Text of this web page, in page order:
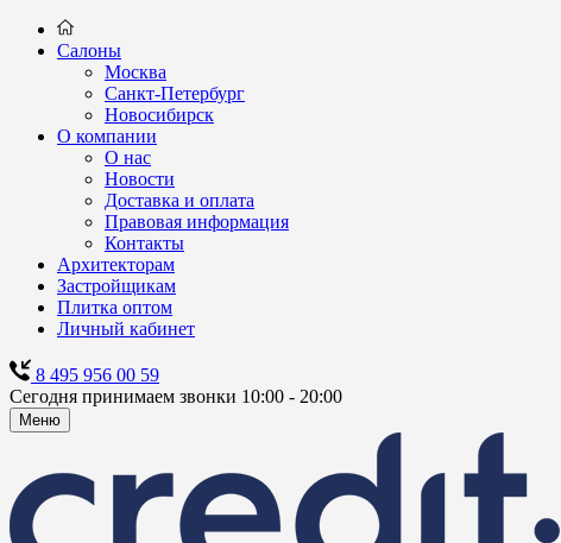
Салоны
Москва
Санкт-Петербург
Новосибирск
О компании
О нас
Новости
Доставка и оплата
Правовая информация
Контакты
Архитекторам
Застройщикам
Плитка оптом
Личный кабинет
8 495 956 00 59
Сегодня принимаем звонки 10:00 - 20:00
Меню